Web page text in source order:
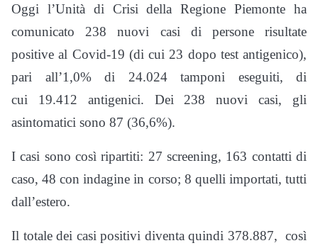
Oggi l’Unità di Crisi della Regione Piemonte ha
comunicato 238 nuovi casi di persone risultate
positive al Covid-19 (di cui 23 dopo test antigenico),
pari all’1,0% di 24.024 tamponi eseguiti, di
cui 19.412 antigenici. Dei 238 nuovi casi, gli
asintomatici sono 87 (36,6%).
I casi sono così ripartiti: 27 screening, 163 contatti di
caso, 48 con indagine in corso; 8 quelli importati, tutti
dall’estero.
Il totale dei casi positivi diventa quindi 378.887, così